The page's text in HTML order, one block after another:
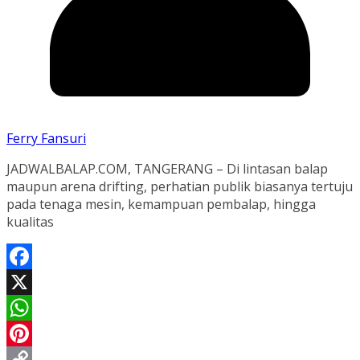
Ferry Fansuri
JADWALBALAP.COM, TANGERANG – Di lintasan balap
maupun arena drifting, perhatian publik biasanya tertuju
pada tenaga mesin, kemampuan pembalap, hingga
kualitas
Facebook
X
WhatsApp